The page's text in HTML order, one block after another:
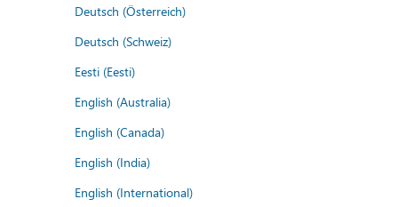
Deutsch (Österreich)
Deutsch (Schweiz)
Eesti (Eesti)
English (Australia)
English (Canada)
English (India)
English (International)